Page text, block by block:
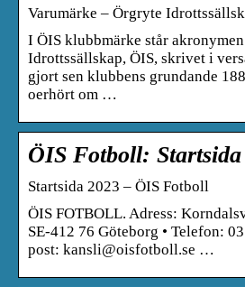
Varumärke – Örgryte
I ÖIS klubbmärke står
Idrottssällskap, ÖIS, skrivet i
gjort sen klubbens grundande
oerhört om …
ÖIS Fotboll: Startsida
Startsida 2023 – ÖIS Fotboll
ÖIS FOTBOLL. Adress:
SE-412 76 Göteborg • Telefon:
post: kansli@oisfotboll.se …